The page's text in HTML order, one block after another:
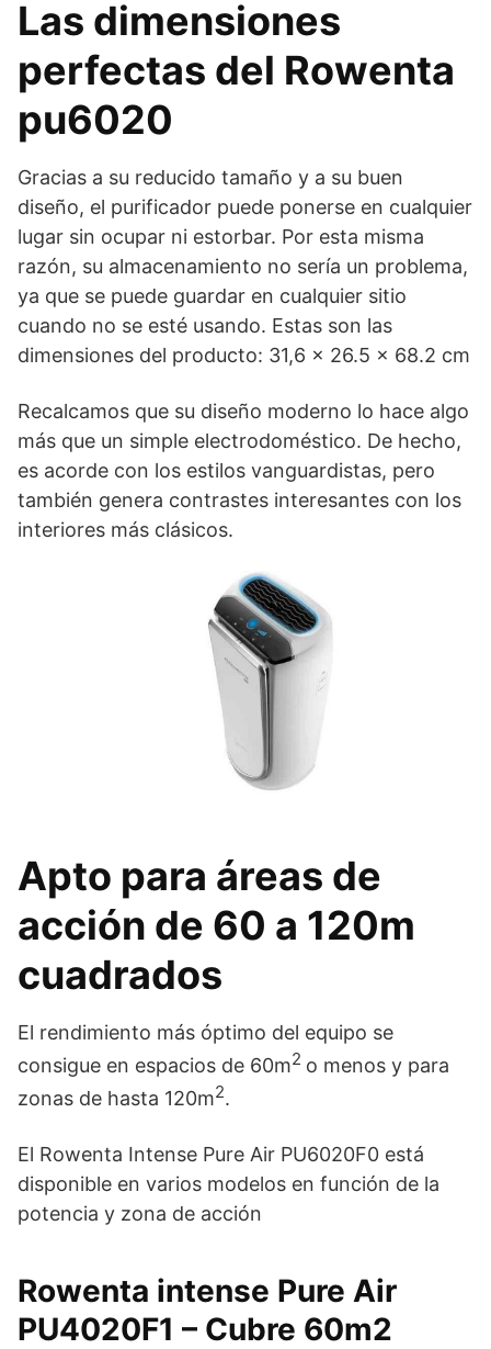
Las dimensiones
perfectas del Rowenta
pu6020
Gracias a su reducido tamaño y a su buen
diseño, el purificador puede ponerse en cualquier
lugar sin ocupar ni estorbar. Por esta misma
razón, su almacenamiento no sería un problema,
ya que se puede guardar en cualquier sitio
cuando no se esté usando. Estas son las
dimensiones del producto: 31,6 x 26.5 x 68.2 cm
Recalcamos que su diseño moderno lo hace algo
más que un simple electrodoméstico. De hecho,
es acorde con los estilos vanguardistas, pero
también genera contrastes interesantes con los
interiores más clásicos.
Apto para áreas de
acción de 60 a 120m
cuadrados
El rendimiento más óptimo del equipo se
consigue en espacios de 60m2 o menos y para
zonas de hasta 120m2.
El Rowenta Intense Pure Air PU6020F0 está
disponible en varios modelos en función de la
potencia y zona de acción
Rowenta intense Pure Air
PU4020F1 – Cubre 60m2